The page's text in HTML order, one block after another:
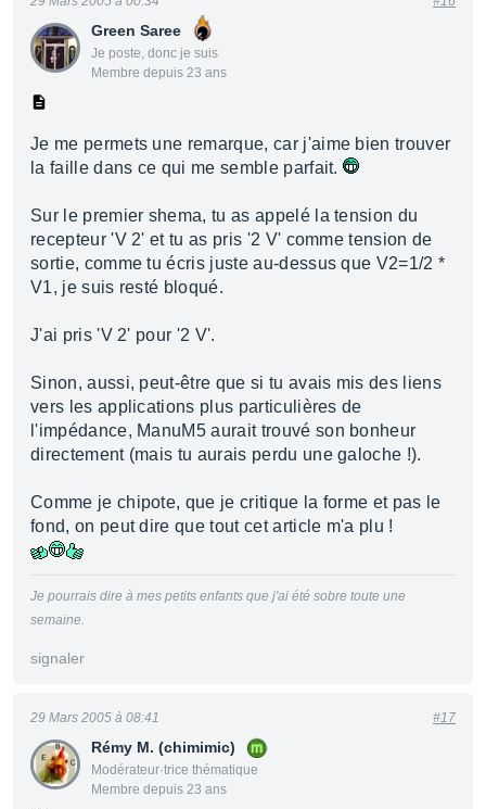
Green Saree
Je poste, donc je suis
Membre depuis 23 ans
Je me permets une remarque, car j'aime bien trouver
la faille dans ce qui me semble parfait.
Sur le premier shema, tu as appelé la tension du
recepteur 'V 2' et tu as pris '2 V' comme tension de
sortie, comme tu écris juste au-dessus que V2=1/2 *
V1, je suis resté bloqué.
J'ai pris 'V 2' pour '2 V'.
Sinon, aussi, peut-être que si tu avais mis des liens
vers les applications plus particulières de
l'impédance, ManuM5 aurait trouvé son bonheur
directement (mais tu aurais perdu une galoche !).
Comme je chipote, que je critique la forme et pas le
fond, on peut dire que tout cet article m'a plu !
Je pourrais dire à mes petits enfants que j'ai été sobre toute une
semaine.
signaler
Rémy M. (chimimic)
Modérateur·trice thématique
Membre depuis 23 ans
29 Mars 2005 à 08:41 #17